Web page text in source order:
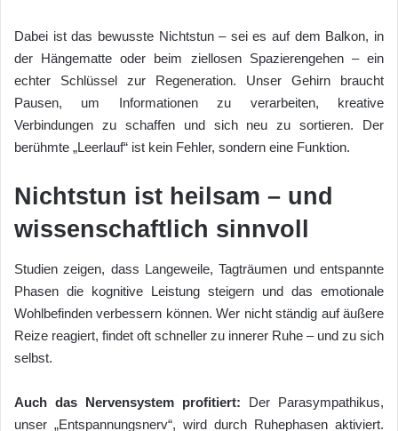
Dabei ist das bewusste Nichtstun – sei es auf dem Balkon, in
der Hängematte oder beim ziellosen Spazierengehen – ein
echter Schlüssel zur Regeneration. Unser Gehirn braucht
Pausen, um Informationen zu verarbeiten, kreative
Verbindungen zu schaffen und sich neu zu sortieren. Der
berühmte „Leerlauf“ ist kein Fehler, sondern eine Funktion.
Nichtstun ist heilsam – und
wissenschaftlich sinnvoll
Studien zeigen, dass Langeweile, Tagträumen und entspannte
Phasen die kognitive Leistung steigern und das emotionale
Wohlbefinden verbessern können. Wer nicht ständig auf äußere
Reize reagiert, findet oft schneller zu innerer Ruhe – und zu sich
selbst.
Auch das Nervensystem profitiert: Der Parasympathikus,
unser „Entspannungsnerv“, wird durch Ruhephasen aktiviert.